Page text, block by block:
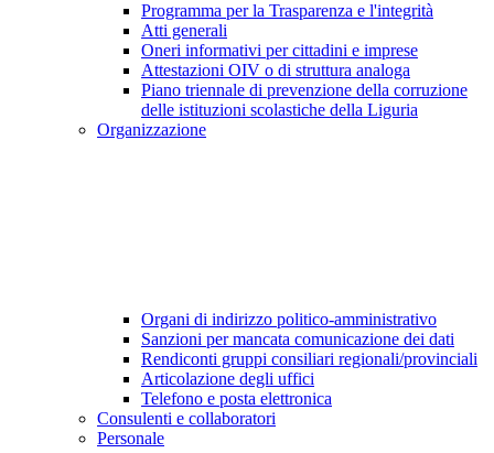
Programma per la Trasparenza e l'integrità
Atti generali
Oneri informativi per cittadini e imprese
Attestazioni OIV o di struttura analoga
Piano triennale di prevenzione della corruzione
delle istituzioni scolastiche della Liguria
Organizzazione
Organi di indirizzo politico-amministrativo
Sanzioni per mancata comunicazione dei dati
Rendiconti gruppi consiliari regionali/provinciali
Articolazione degli uffici
Telefono e posta elettronica
Consulenti e collaboratori
Personale